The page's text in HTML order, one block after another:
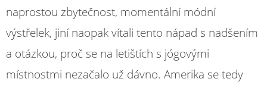
naprostou zbytečnost, momentální módní
výstřelek, jiní naopak vítali tento nápad s nadšením
a otázkou, proč se na letištích s jógovými
místnostmi nezačalo už dávno. Amerika se tedy